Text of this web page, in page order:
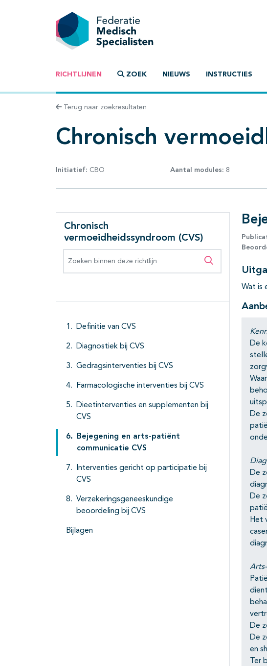
RICHTLIJNEN ZOEK NIEUWS INSTRUCTIES
Terug naar zoekresultaten
Chronisch
Initiatief: CBO Aantal modules: 8
Chronisch
vermoeidheidssyndroom (CVS)
Zoeken
Definitie van CVS
Diagnostiek bij CVS
Gedragsinterventies bij CVS
Farmacologische interventies bij CVS
Dieetinterventies en supplementen bij
CVS
Bejegening en arts-patiënt
communicatie CVS
Interventies gericht op participatie bij
CVS
Verzekeringsgeneeskundige
beoordeling bij CVS
Bijlagen
Wat is
De
De
De
De
Het
De
De
en
Ter